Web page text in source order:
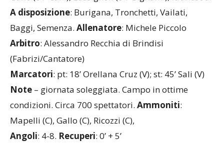
A disposizione: Burigana, Tronchetti, Vailati,
Baggi, Semenza. Allenatore: Michele Piccolo
Arbitro: Alessandro Recchia di Brindisi
(Fabrizi/Cantatore)
Marcatori: pt: 18’ Orellana Cruz (V); st: 45’ Sali (V)
Note – giornata soleggiata. Campo in ottime
condizioni. Circa 700 spettatori. Ammoniti:
Mapelli (C), Gallo (C), Ricozzi (C),
Angoli: 4-8. Recuperi: 0’ + 5’